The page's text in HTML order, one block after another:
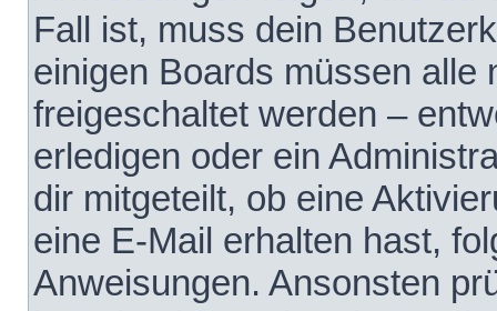
Fall ist, muss dein
einigen Boards müssen alle
freigeschaltet werden –
erledigen oder ein
dir mitgeteilt, ob eine
eine E-Mail erhalten hast,
Anweisungen. Ansonsten